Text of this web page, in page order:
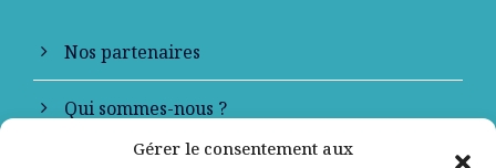
Gérer le consentement aux
Nos partenaires
Qui sommes-nous ?